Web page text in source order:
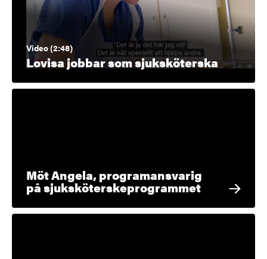
Video (2:48)
Lovisa jobbar som sjuksköterska
Möt Angela, programansvarig
på sjuksköterskeprogrammet